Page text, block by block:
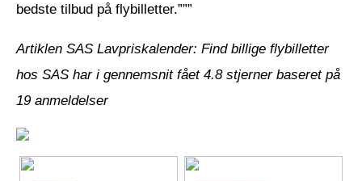
bedste tilbud på flybilletter.”””
Artiklen SAS Lavpriskalender: Find billige flybilletter
hos SAS har i gennemsnit fået 4.8stjerner baseret på
19 anmeldelser